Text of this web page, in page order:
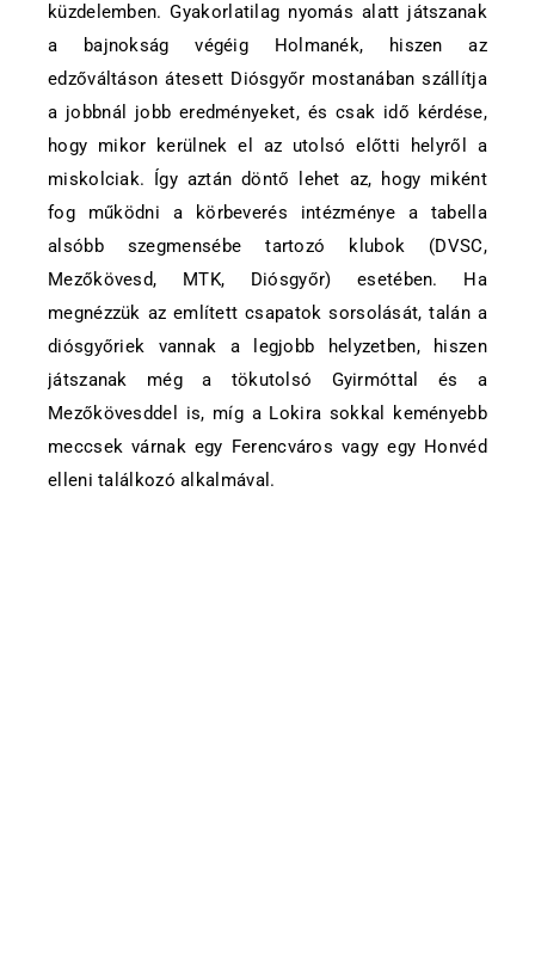
küzdelemben. Gyakorlatilag nyomás alatt játszanak
a bajnokság végéig Holmanék, hiszen az
edzőváltáson átesett Diósgyőr mostanában szállítja
a jobbnál jobb eredményeket, és csak idő kérdése,
hogy mikor kerülnek el az utolsó előtti helyről a
miskolciak. Így aztán döntő lehet az, hogy miként
fog működni a körbeverés intézménye a tabella
alsóbb szegmensébe tartozó klubok (DVSC,
Mezőkövesd, MTK, Diósgyőr) esetében. Ha
megnézzük az említett csapatok sorsolását, talán a
diósgyőriek vannak a legjobb helyzetben, hiszen
játszanak még a tökutolsó Gyirmóttal és a
Mezőkövesddel is, míg a Lokira sokkal keményebb
meccsek várnak egy Ferencváros vagy egy Honvéd
elleni találkozó alkalmával.